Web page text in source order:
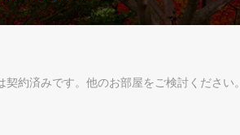
約済みです。他のお部屋をご検討ください。